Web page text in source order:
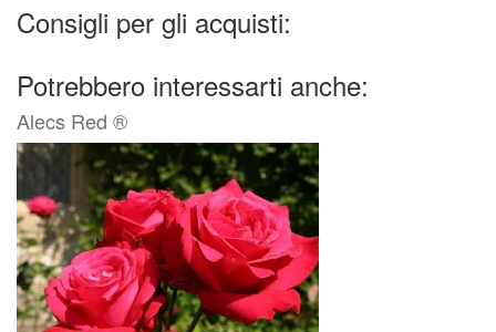
Consigli per gli acquisti:
Potrebbero interessarti anche:
Alecs Red ®